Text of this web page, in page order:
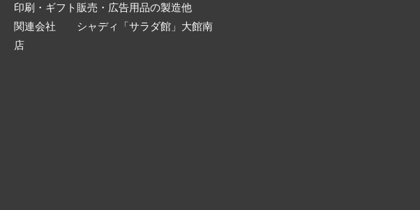
印刷・ギフト販売・広告用品の製造他
関連会社 シャディ「サラダ館」大館南
店